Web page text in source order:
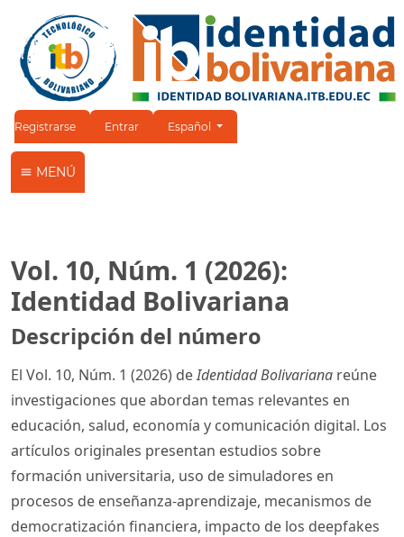
Registrarse Entrar Cambiar el idioma. El idioma actual es:
Español
MENÚ
Vol. 10, Núm. 1 (2026):
Identidad Bolivariana
Descripción del número
El Vol. 10, Núm. 1 (2026) deIdentidad Bolivariana reúne
investigaciones que abordan temas relevantes en
educación, salud, economía y comunicación digital. Los
artículos originales presentan estudios sobre
formación universitaria, uso de simuladores en
procesos de enseñanza-aprendizaje, mecanismos de
democratización financiera, impacto de los deepfakes